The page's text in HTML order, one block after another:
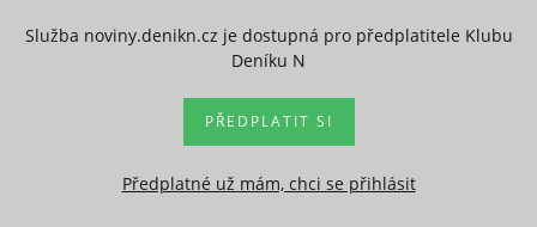
Služba noviny.denikn.cz je dostupná pro předplatitele Klubu
Deníku N
PŘEDPLATIT SI
Předplatné už mám, chci se přihlásit